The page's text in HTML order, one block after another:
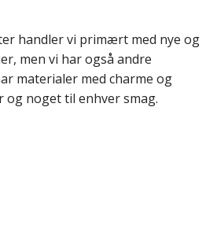
handler vi primært med nye og
men vi har også andre
materialer med charme og
og noget til enhver smag.